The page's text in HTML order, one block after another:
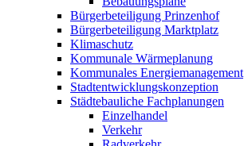
Bürgerbeteiligung Prinzenhof
Bürgerbeteiligung Marktplatz
Klimaschutz
Kommunale Wärmeplanung
Kommunales Energiemanagement
Stadtentwicklungskonzeption
Städtebauliche Fachplanungen
Einzelhandel
Verkehr